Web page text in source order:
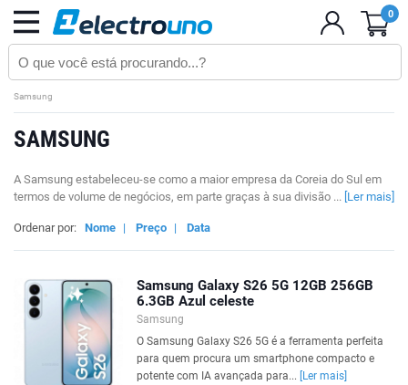
0
Samsung
SAMSUNG
A Samsung estabeleceu-se como a maior empresa da Coreia do Sul em
termos de volume de negócios, em parte graças à sua divisão ... [Ler mais]
Ordenar por: Nome | Preço | Data
Samsung Galaxy S26 5G 12GB 256GB
6.3GB Azul celeste
Samsung
O Samsung Galaxy S26 5G é a ferramenta perfeita
para quem procura um smartphone compacto e
potente com IA avançada para...
[Ler mais]